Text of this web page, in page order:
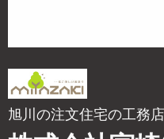
旭川の注文住宅の工務